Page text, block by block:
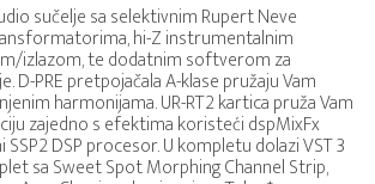
sučelje sa selektivnim Rupert Neve
hi-Z instrumentalnim
izlazom, te dodatnim softverom za
D-PRE pretpojačala A-klase pružaju Vam
harmonijama. UR-RT2 kartica pruža Vam
zajedno s efektima koristeći dspMixFx
DSP procesor. U kompletu dolazi VST 3
sa Sweet Spot Morphing Channel Strip,